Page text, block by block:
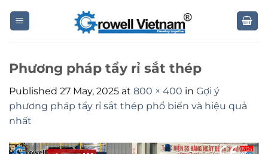
Phương pháp tẩy rỉ sắt thép
Published 27 May, 2025 at 800 × 400 in Gợi ý
phương pháp tẩy rỉ sắt thép phổ biến và hiệu quả
nhất